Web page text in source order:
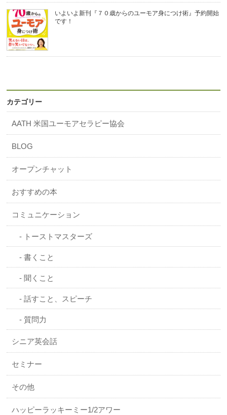
いよいよ新刊『７０歳からのユーモア身につけ術』予約開始
です！
カテゴリー
AATH 米国ユーモアセラピー協会
BLOG
オープンチャット
おすすめの本
コミュニケーション
トーストマスターズ
書くこと
聞くこと
話すこと、スピーチ
質問力
シニア英会話
セミナー
その他
ハッピーラッキーミー1/2アワー